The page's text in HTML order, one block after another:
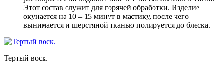
Этот состав служит для горячей обработки. Изделие
окунается на 10 – 15 минут в мастику, после чего
вынимается и шерстяной тканью полируется до блеска.
Тертый воск.